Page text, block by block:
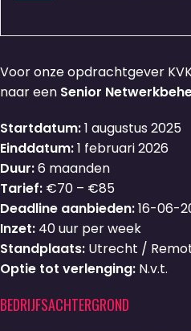
Voor onze opdrachtgever
naar een Senior
Startdatum:1 augustus 2025
Einddatum:1 februari 2026
Duur:6 maanden
Tarief: €70 – €85
Deadline aanbieden:16-06-
Inzet: 40 uur per week
Standplaats: Utrecht /
Optie tot verlenging: N.v.t.
BEDRIJFSACHTERGROND